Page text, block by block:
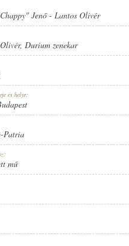
Jenő- Lantos Olivér
, Durium zenekar
és helye:
Patria
mű